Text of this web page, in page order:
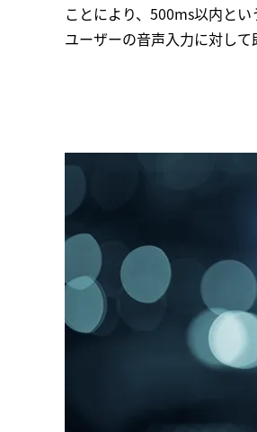
ことにより、500ms以内とい
ユーザーの音声入力に対して